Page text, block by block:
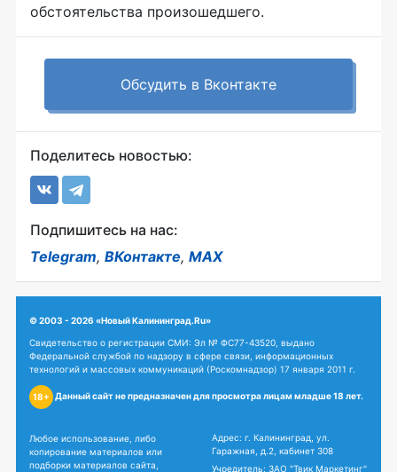
обстоятельства произошедшего.
Обсудить в Вконтакте
Поделитесь новостью:
Подпишитесь на нас:
Telegram, ВКонтакте, MAX
© 2003 - 2026 «Новый Калининград.Ru»
Свидетельство о регистрации СМИ: Эл № ФС77-43520, выдано
Федеральной службой по надзору в сфере связи, информационных
технологий и массовых коммуникаций (Роскомнадзор) 17 января 2011 г.
18+ Данный сайт не предназначен для просмотра лицам младше 18 лет.
Любое использование, либо
копирование материалов или
подборки материалов сайта,
Адрес: г. Калининград, ул.
Гаражная, д.2, кабинет 308
Учредитель: ЗАО "Твик Маркетинг"